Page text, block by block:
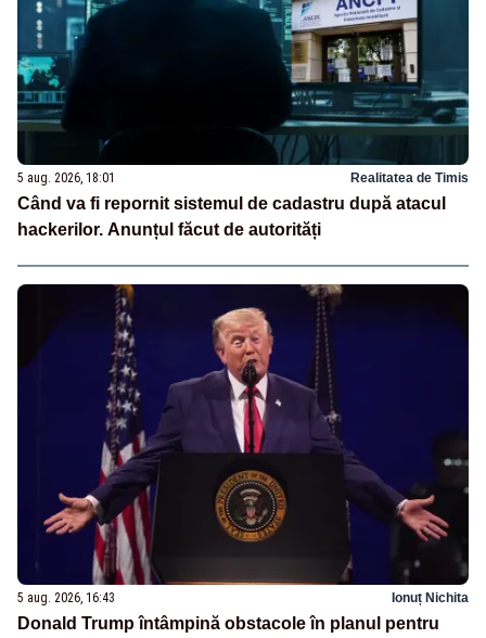
5 aug. 2026, 18:01 Realitatea de Timis
Când va fi repornit sistemul de cadastru după atacul
hackerilor. Anunțul făcut de autorități
5 aug. 2026, 16:43 Ionuț Nichita
Donald Trump întâmpină obstacole în planul pentru